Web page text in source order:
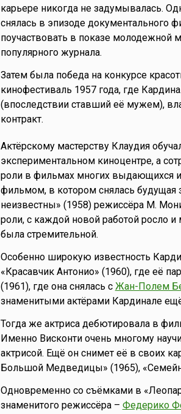
карьере никогда не задумывалась.
снялась в эпизоде документального
поучаствовать в показе молодежной
популярного журнала.
Затем была победа на конкурсе
кинофестиваль 1957 года, где
(впоследствии ставший её мужем),
контракт.
Актёрскому мастерству Клаудия
экспериментальном киноцентре, а
роли в фильмах многих выдающихся
фильмом, в котором снялась будущая
неизвестны» (1958) режиссёра М.
роли, с каждой новой работой росло
была стремительной.
Особенно широкую известность
«Красавчик Антонио» (1960), где её
(1961), где она снялась с Жан-Полем
знаменитыми актёрами Кардинале
Тогда же актриса дебютировала в
Именно Висконти очень многому
актрисой. Ещё он снимет её в своих
Большой Медведицы» (1965),
Одновременно со съёмками в
знаменитого режиссёра – Федерико